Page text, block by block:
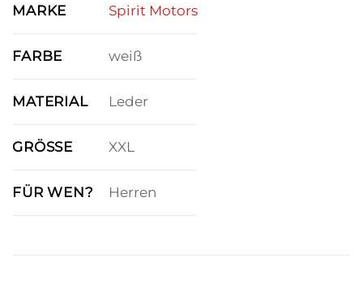
MARKE Spirit Motors
FARBE weiß
MATERIAL Leder
GRÖSSE XXL
FÜR WEN? Herren